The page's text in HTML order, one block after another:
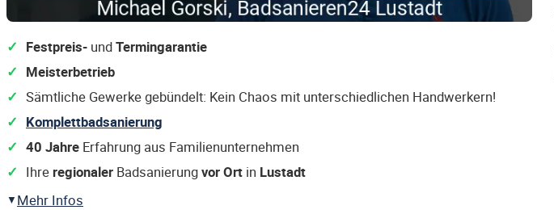
Festpreis- undTermingarantie
Meisterbetrieb
Sämtliche Gewerke gebündelt: Kein Chaos mit unterschiedlichen Handwerkern!
Komplettbadsanierung
40 Jahre Erfahrung aus Familienunternehmen
Ihre regionaler Badsanierungvor Ort in Lustadt
Mehr Infos